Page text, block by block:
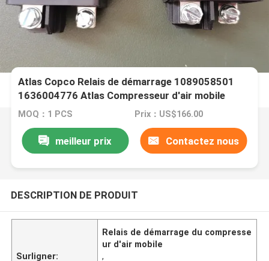
Atlas Copco Relais de démarrage 1089058501
1636004776 Atlas Compresseur d'air mobile
MOQ：1 PCS Prix：US$166.00
meilleur prix Contactez nous
DESCRIPTION DE PRODUIT
Surligner:
Relais de démarrage du compresse
ur d'air mobile
,